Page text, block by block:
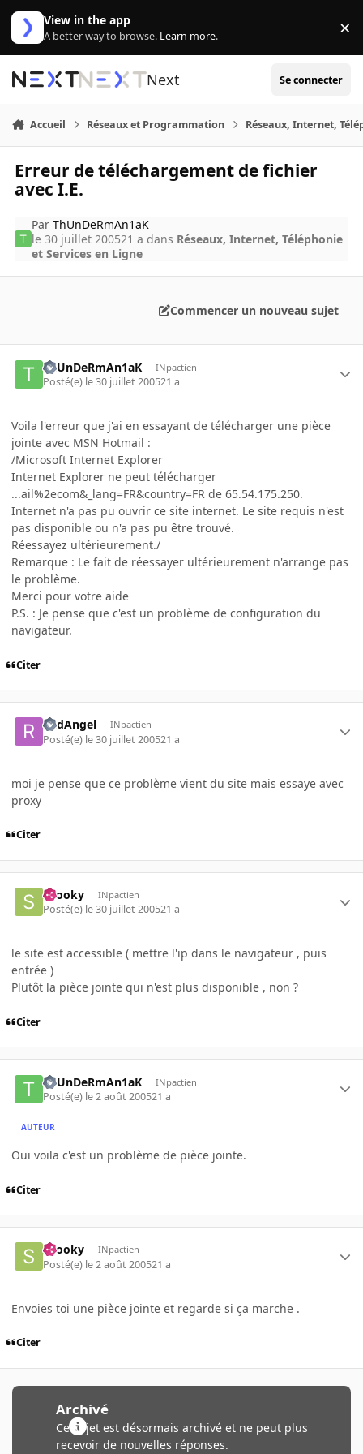
Aller au contenu
View in the app
A better way to browse. Learn more. ×
Next Se connecter
Accueil Réseaux et Programmation Réseaux, Internet,
Erreur de téléchargement de fichier
avec I.E.
ParThUnDeRmAn1aK
le 30 juillet 200521 a dans Réseaux, Internet, Téléphonie
et Services en Ligne
Commencer un nouveau sujet
ThUnDeRmAn1aK INpactien
Posté(e) le 30 juillet 200521 a
Voila l'erreur que j'ai en essayant de télécharger une pièce
jointe avec MSN Hotmail :
/Microsoft Internet Explorer
Internet Explorer ne peut télécharger
...ail%2ecom&_lang=FR&country=FR de 65.54.175.250.
Internet n'a pas pu ouvrir ce site internet. Le site requis n'est
pas disponible ou n'a pas pu être trouvé.
Réessayez ultérieurement./
Remarque : Le fait de réessayer ultérieurement n'arrange pas
le problème.
Merci pour votre aide
P.S. : Je pense que c'est un problème de configuration du
navigateur.
Citer
RedAngel INpactien
Posté(e) le 30 juillet 200521 a
moi je pense que ce problème vient du site mais essaye avec
proxy
Citer
snooky INpactien
Posté(e) le 30 juillet 200521 a
le site est accessible ( mettre l'ip dans le navigateur , puis
entrée )
Plutôt la pièce jointe qui n'est plus disponible , non ?
Citer
ThUnDeRmAn1aK INpactien
Posté(e) le 2 août 200521 a
AUTEUR
Oui voila c'est un problème de pièce jointe.
Citer
snooky INpactien
Posté(e) le 2 août 200521 a
Envoies toi une pièce jointe et regarde si ça marche .
Citer
Archivé
Ce sujet est désormais archivé et ne peut plus
recevoir de nouvelles réponses.